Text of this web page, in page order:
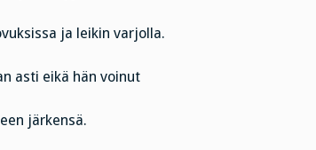
ja leikin varjolla.
asti eikä hän voinut
järkensä.